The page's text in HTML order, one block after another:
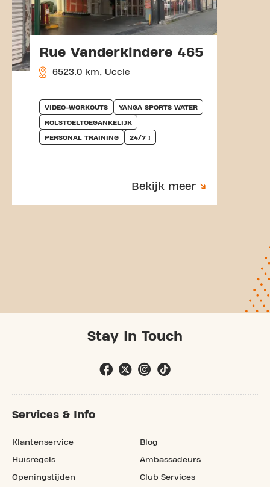
Rue Vanderkindere 465
6523.0 km, Uccle
VIDEO-WORKOUTS YANGA SPORTS WATER
ROLSTOELTOEGANKELIJK
PERSONAL TRAINING 24/7 !
Bekijk meer
Stay In Touch
Services & Info
Klantenservice
Huisregels
Openingstijden
Blog
Ambassadeurs
Club Services